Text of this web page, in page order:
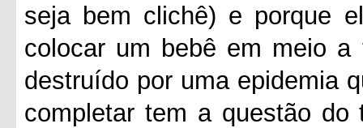
seja bem clichê) e porque
colocar um bebê em meio
destruído por uma epidemia
completar tem a questão